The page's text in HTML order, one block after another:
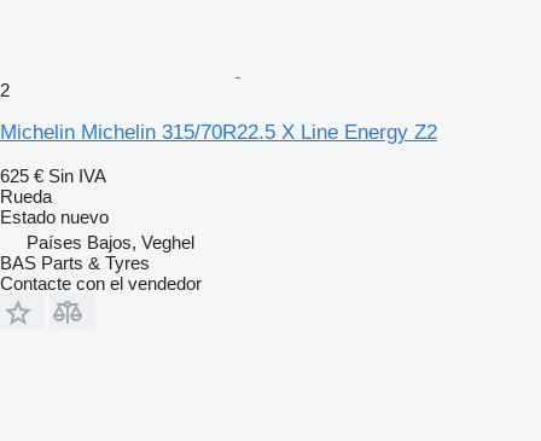
2
Michelin Michelin 315/70R22.5 X Line Energy Z2
625 € Sin IVA
Rueda
Estado nuevo
Países Bajos, Veghel
BAS Parts & Tyres
Contacte con el vendedor